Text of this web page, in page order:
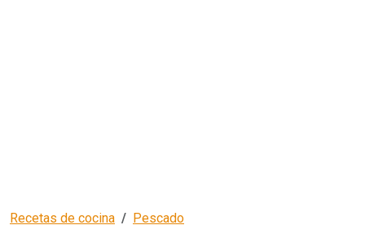
Recetas de cocina Pescado